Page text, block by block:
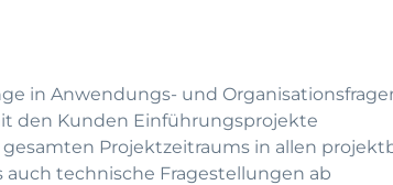
in Anwendungs- und
den Kunden Einführungsprojekte
Projektzeitraums in allen
technische Fragestellungen ab